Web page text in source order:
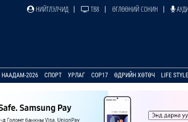
НИЙТЛЭЛЧИД ТВ8 ӨГЛӨӨНИЙ СОНИН
НААДАМ-2026 СПОРТ УРЛАГ COP17 ӨДРИЙН ХӨТӨЧ LIFE STYLE